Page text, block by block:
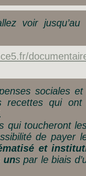
voir jusqu’au
sociales
recettes qui
qui toucheront
de payer
et
uns par le biais